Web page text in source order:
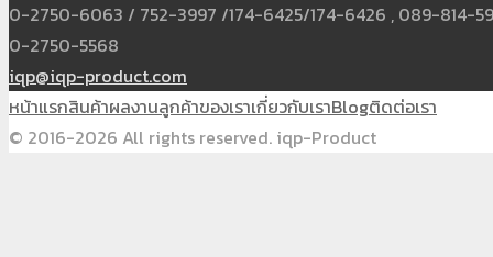
0-2750-6063 / 752-3997 /174-6425/174-6426 , 089-814-
0-2750-5568
iqp@iqp-product.com
หน้าแรกสินค้าผลงานลูกค้าของเราเกี่ยวกับเราBlogติดต่อเรา
© 2016-2026 All rights reserved. iqp-Product